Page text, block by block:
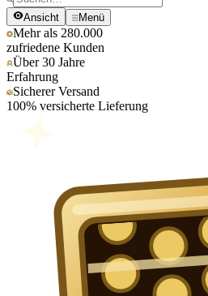
Ansicht Menü
Mehr als 280.000
zufriedene Kunden
Über 30 Jahre
Erfahrung
Sicherer Versand
100% versicherte Lieferung